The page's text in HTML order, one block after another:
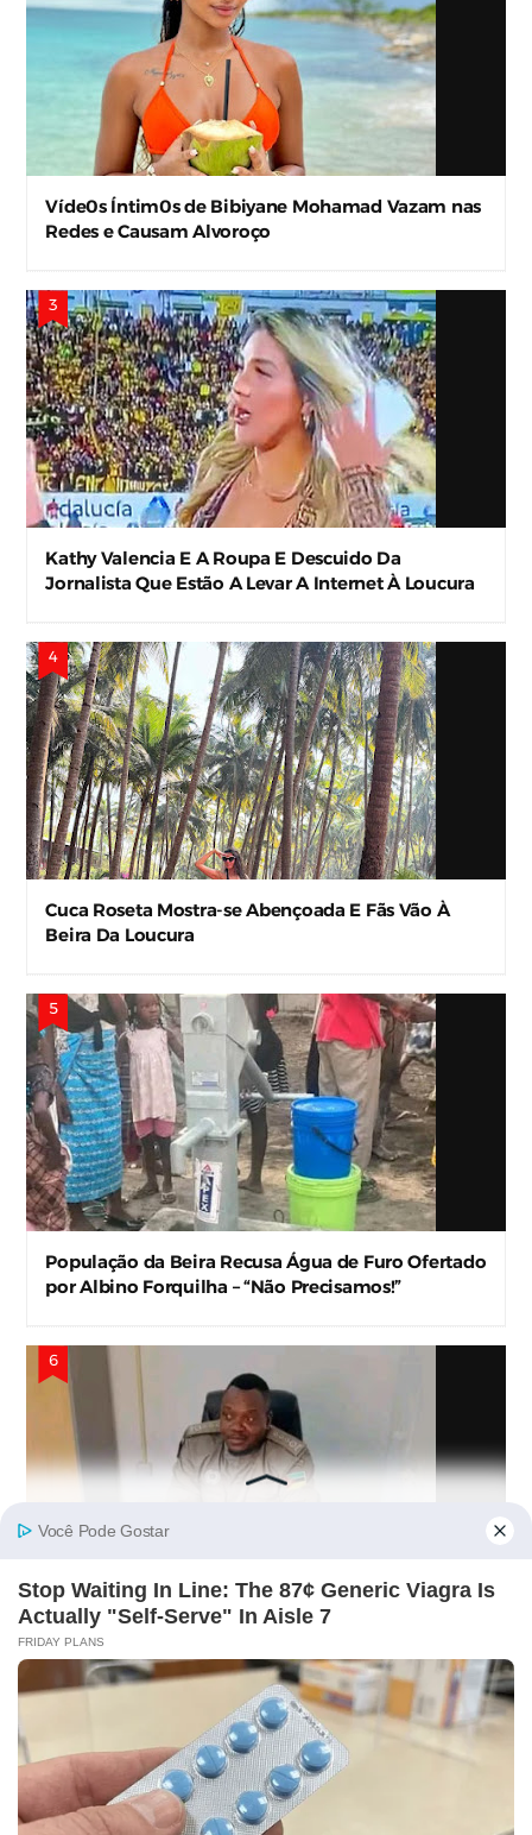
Víde0s Íntim0s de Bibiyane Mohamad Vazam nas
Redes e Causam Alvoroço
Kathy Valencia E A Roupa E Descuido Da
Jornalista Que Estão A Levar A Internet À Loucura
Cuca Roseta Mostra-se Abençoada E Fãs Vão À
Beira Da Loucura
População da Beira Recusa Água de Furo Ofertado
por Albino Forquilha – “Não Precisamos!”
Comandante Nacional Da UIR Para
Reconhecimento É “Assassinado”! Crime Levanta
Alerta Nas Forças De Segurança